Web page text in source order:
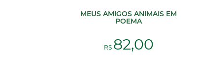
MEUS AMIGOS ANIMAIS EM
POEMA
R$ 82,00